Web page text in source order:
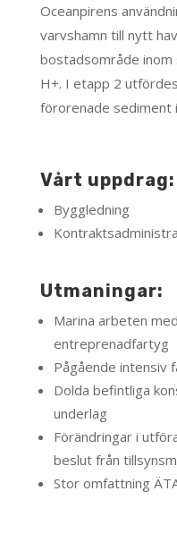
Oceanpirens
varvshamn till nytt
bostadsområde
H+. I etapp 2
förorenade sediment
Vårt uppdrag:
Byggledning
Utmaningar:
Marina arbeten
entreprenadfartyg
Pågående intensiv
Dolda befintliga
underlag
Förändringar i
beslut från
Stor omfattning